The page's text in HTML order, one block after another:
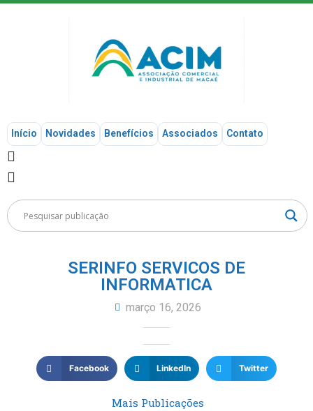
Início Novidades Benefícios Associados Contato
SERINFO SERVICOS DE
INFORMATICA
março 16, 2026
Facebook LinkedIn Twitter
Mais Publicações